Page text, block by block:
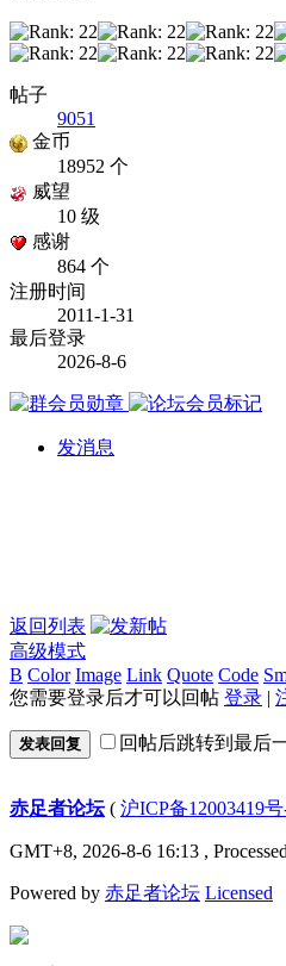
帖子
9051
金币
18952 个
威望
10 级
感谢
864 个
注册时间
2011-1-31
最后登录
2026-8-6
发消息
返回列表
高级模式
B Color Image Link Quote Code
您需要登录后才可以回帖 登录 |
发表回复 回帖后跳转到最后
赤足者论坛( 沪ICP备12003419
GMT+8, 2026-8-6 16:13 ,
Powered by 赤足者论坛 Licensed